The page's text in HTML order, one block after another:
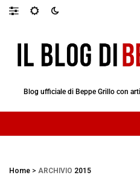
Blog ufficiale di Beppe Grillo con
Home > ARCHIVIO 2015